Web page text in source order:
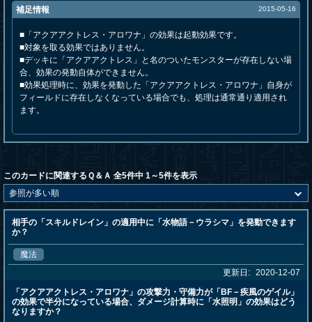
補足情報 2015-05-16
■「アクアアクトレス・アロワナ」の効果は起動効果です。
■対象を取る効果ではありません。
■デッキに「アクアアクトレス」と名のついたモンスターが存在しない場
合、効果の発動自体ができません。
■効果処理時に、効果を発動した「アクアアクトレス・アロワナ」自身が
フィールドに存在しなくなっている場合でも、処理は通常通り適用され
ます。
このカードに関連するＱ＆Ａ 全5件中 1～5件を表示
相手の「スキルドレイン」の適用中に「水物語－ウラシマ」を発動できます
か？
魔法
更新日: 2020-12-07
「アクアアクトレス・アロワナ」の攻撃力・守備力が「BF－疾風のゲイル」
の効果で半分になっている場合、ダメージ計算時に「水照明」の効果はどう
なりますか？